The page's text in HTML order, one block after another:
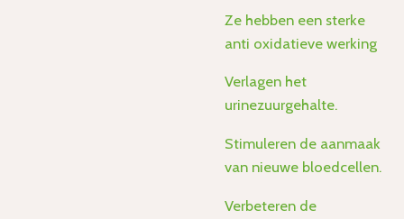
Ze hebben een sterke
anti oxidatieve werking
Verlagen het
urinezuurgehalte.
Stimuleren de aanmaak
van nieuwe bloedcellen.
Verbeteren de